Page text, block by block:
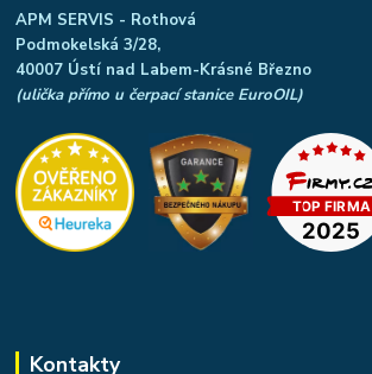
APM SERVIS - Rothová
Podmokelská 3/28,
40007 Ústí nad Labem-Krásné Březno
(ulička přímo u čerpací stanice EuroOIL)
Kontakty